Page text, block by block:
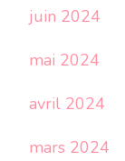
juin 2024
mai 2024
avril 2024
mars 2024